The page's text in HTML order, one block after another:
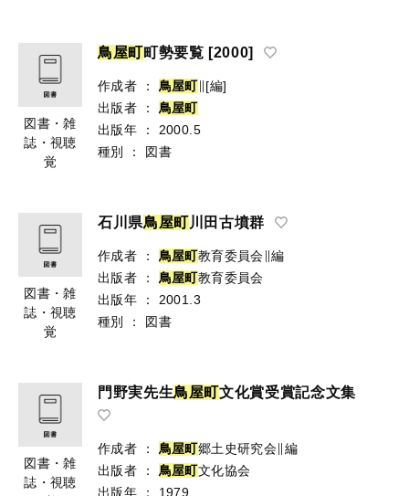
図書・雑
誌・視聴
覚
鳥屋町町勢要覧 [2000]
作成者 ： 鳥屋町∥[編]
出版者
： 鳥屋町
出版年
：
2000.5
種別
： 図書
図書・雑
誌・視聴
覚
石川県鳥屋町川田古墳群
作成者 ： 鳥屋町教育委員会∥編
出版者
： 鳥屋町教育委員会
出版年
：
2001.3
種別
： 図書
図書・雑
誌・視聴
門野実先生鳥屋町文化賞受賞記念文集
作成者 ： 鳥屋町郷土史研究会∥編
出版者
： 鳥屋町文化協会
出版年
： 1979